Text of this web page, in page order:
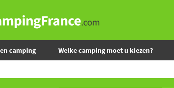
camping Welke camping moet u kiezen?